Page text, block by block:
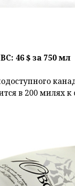
46 $ за 750 мл
в 200 милях к